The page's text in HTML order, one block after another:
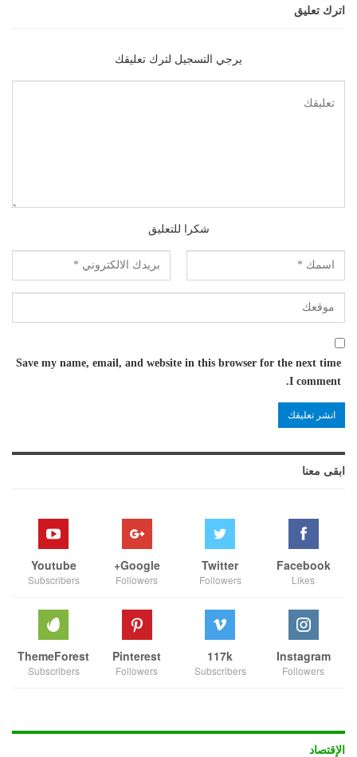
اترك تعليق
يرجي التسجيل لترك تعليقك
شكرا للتعليق
Save my name, email, and website in this browser for the next time
I comment.
ابقى معنا
Facebook
Likes
Twitter
Followers
Google+
Followers
Youtube
Subscribers
Instagram
Followers
117k
Subscribers
Pinterest
Followers
ThemeForest
Subscribers
الإقتصاد